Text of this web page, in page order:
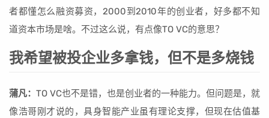
者都懂怎么融资募资，2000到2010年的创业者，好多都不知
道资本市场是啥。不过这么说，有点像TO VC的意思？
我希望被投企业多拿钱，但不是多烧钱
蒲凡： TO VC也不是错，也是创业者的一种能力。但问题是，就
像浩哥刚才说的，具身智能产业虽有理论支撑，但现在估值基